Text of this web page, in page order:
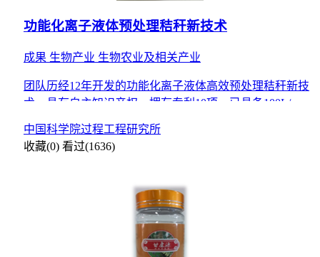
功能化离子液体预处理秸秆新技术
成果 生物产业 生物农业及相关产业
团队历经12年开发的功能化离子液体高效预处理秸秆新技
术，具有自主知识产权，拥有专利10项，已具备100L/釜
（9
中国科学院过程工程研究所
收藏(0) 看过(1636)